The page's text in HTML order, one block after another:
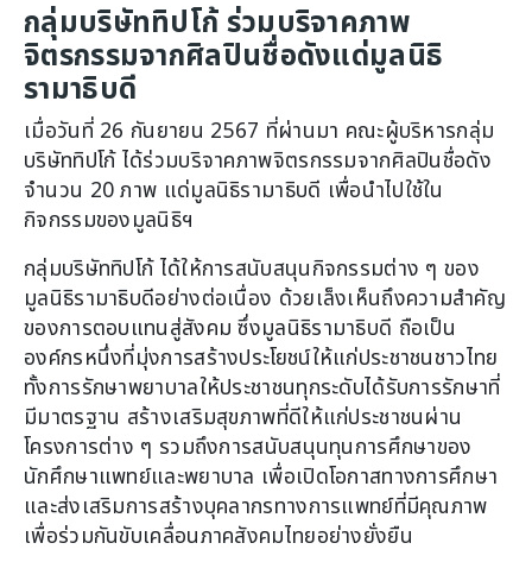
กลุ่มบริษัททิปโก้ ร่วมบริจาคภาพ
จิตรกรรมจากศิลปินชื่อดังแด่มูลนิธิ
รามาธิบดี
เมื่อวันที่ 26 กันยายน 2567 ที่ผ่านมา คณะผู้บริหารกลุ่ม
บริษัททิปโก้ ได้ร่วมบริจาคภาพจิตรกรรมจากศิลปินชื่อดัง
จำนวน 20 ภาพ แด่มูลนิธิรามาธิบดี เพื่อนำไปใช้ใน
กิจกรรมของมูลนิธิฯ
กลุ่มบริษัททิปโก้ ได้ให้การสนับสนุนกิจกรรมต่าง ๆ ของ
มูลนิธิรามาธิบดีอย่างต่อเนื่อง ด้วยเล็งเห็นถึงความสำคัญ
ของการตอบแทนสู่สังคม ซึ่งมูลนิธิรามาธิบดี ถือเป็น
องค์กรหนึ่งที่มุ่งการสร้างประโยชน์ให้แก่ประชาชนชาวไทย
ทั้งการรักษาพยาบาลให้ประชาชนทุกระดับได้รับการรักษาที่
มีมาตรฐาน สร้างเสริมสุขภาพที่ดีให้แก่ประชาชนผ่าน
โครงการต่าง ๆ รวมถึงการสนับสนุนทุนการศึกษาของ
นักศึกษาแพทย์และพยาบาล เพื่อเปิดโอกาสทางการศึกษา
และส่งเสริมการสร้างบุคลากรทางการแพทย์ที่มีคุณภาพ
เพื่อร่วมกันขับเคลื่อนภาคสังคมไทยอย่างยั่งยืน